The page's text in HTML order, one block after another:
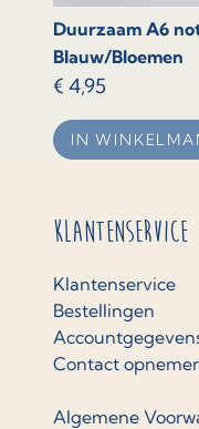
Duurzaam A6
Blauw/Bloemen
€ 4,95
IN
Klantenservice
Klantenservice
Bestellingen
Contact
Algemene